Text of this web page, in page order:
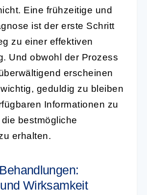
Eine frühzeitige und
ist der erste Schritt
zu einer effektiven
Und obwohl der Prozess
erscheinen
geduldig zu bleiben
Informationen zu
bestmögliche
erhalten.
Wirksamkeit